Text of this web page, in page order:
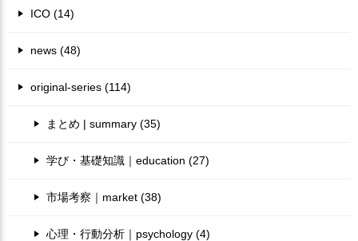
ICO (14)
news (48)
original-series (114)
まとめ | summary (35)
学び・基礎知識｜education (27)
市場考察｜market (38)
心理・行動分析｜psychology (4)